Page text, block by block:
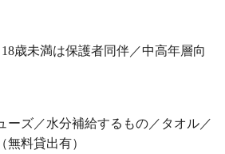
歳未満は保護者同伴／中高年層向
ーズ／水分補給するもの／タオル／
無料貸出有）